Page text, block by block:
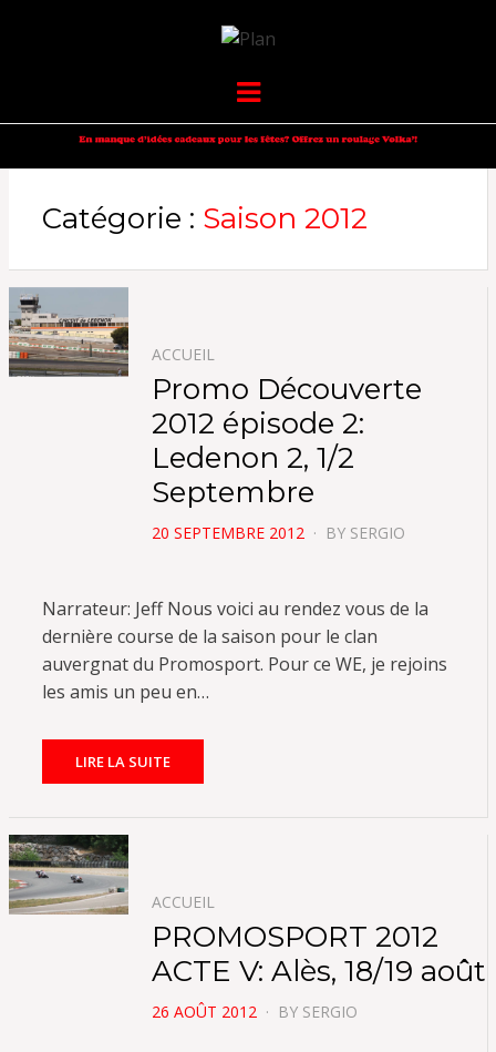
VOLKANIK-
ENDURANCE
Menu
Catégorie : Saison 2012
ACCUEIL
Promo Découverte
2012 épisode 2:
Ledenon 2, 1/2
Septembre
POSTED
20 SEPTEMBRE 2012 BY SERGIO
Narrateur: Jeff Nous voici au rendez vous de la
dernière course de la saison pour le clan
auvergnat du Promosport. Pour ce WE, je rejoins
les amis un peu en…
LIRE LA SUITE
ACCUEIL
PROMOSPORT 2012
ACTE V: Alès, 18/19 août
POSTED
26 AOÛT 2012 BY SERGIO